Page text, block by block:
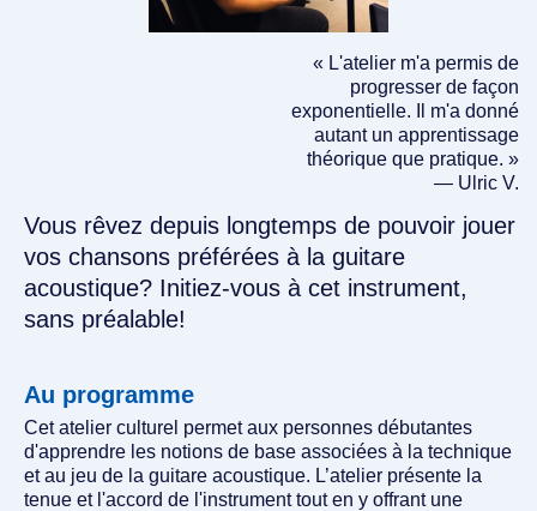
« L'atelier m'a permis de
progresser de façon
exponentielle. Il m'a donné
autant un apprentissage
théorique que pratique. »
— Ulric V.
Vous rêvez depuis longtemps de pouvoir jouer
vos chansons préférées à la guitare
acoustique? Initiez-vous à cet instrument,
sans préalable!
Au programme
Cet atelier culturel permet aux personnes débutantes
d'apprendre les notions de base associées à la technique
et au jeu de la guitare acoustique. L’atelier présente la
tenue et l'accord de l'instrument tout en y offrant une